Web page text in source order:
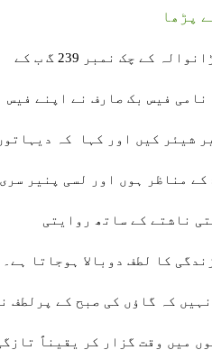
یہ مناظر ہیں جڑانوالہ کے چک نمبر 239 گ ب کے
نامی فیس بک صارف نے اپنے فیس
شیئر کیں اور کہا کہ
کے مناظر ہوں اور لسی پنیر سری
ناشتے کے ساتھ روایتی
کا لطف دوبالا ہوجاتا ہے۔
کہ گاؤں کی صبح کے پرلطف
میں وقت گزار کر یقیناً